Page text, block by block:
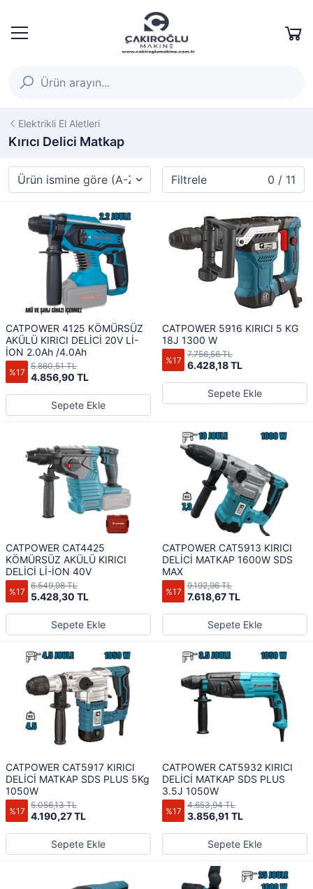
Elektrikli El Aletleri
Kırıcı Delici Matkap
Filtrele 0 / 11
CATPOWER 4125 KÖMÜRSÜZ
AKÜLÜ KIRICI DELİCİ 20V Lİ-
İON 2.0Ah /4.0Ah
%17 4.856,90 TL
5.860,51 TL
Sepete Ekle
CATPOWER 5916 KIRICI 5 KG
18J 1300 W
%17 6.428,18 TL
7.756,56 TL
Sepete Ekle
CATPOWER CAT4425
KÖMÜRSÜZ AKÜLÜ KIRICI
DELİCİ Lİ-İON 40V
%17 5.428,30 TL
6.549,98 TL
Sepete Ekle
CATPOWER CAT5913 KIRICI
DELİCİ MATKAP 1600W SDS
MAX
%17 7.618,67 TL
9.192,96 TL
Sepete Ekle
CATPOWER CAT5917 KIRICI
DELİCİ MATKAP SDS PLUS 5Kg
1050W
%17 4.190,27 TL
5.056,13 TL
Sepete Ekle
CATPOWER CAT5932 KIRICI
DELİCİ MATKAP SDS PLUS
3.5J 1050W
%17 3.856,91 TL
4.653,94 TL
Sepete Ekle